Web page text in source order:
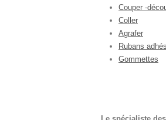
Couper -
Coller
Agrafer
Rubans
Gommettes